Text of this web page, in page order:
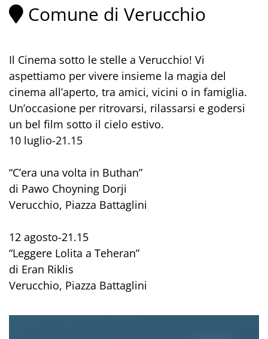
Comune di Verucchio
Il Cinema sotto le stelle a Verucchio! Vi
aspettiamo per vivere insieme la magia del
cinema all’aperto, tra amici, vicini o in famiglia.
Un’occasione per ritrovarsi, rilassarsi e godersi
un bel film sotto il cielo estivo.
10 luglio-21.15
“C’era una volta in Buthan”
di Pawo Choyning Dorji
Verucchio, Piazza Battaglini
12 agosto-21.15
“Leggere Lolita a Teheran”
di Eran Riklis
Verucchio, Piazza Battaglini